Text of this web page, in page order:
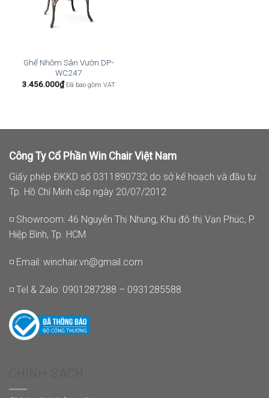
Ghế Nhôm Sân Vườn DP-
WC247
3.456.000₫ Đã bao gồm VAT
Công Ty Cổ Phần Win Chair Việt Nam
Giấy phép ĐKKD số 0311890732 do sở kế hoạch và đầu tư
Tp. Hồ Chí Minh cấp ngày 20/07/2012
◽ Showroom: 46 Nguyễn Thị Nhung, Khu đô thị Vạn Phúc, P.
Hiệp Bình, Tp. HCM
◽ Email: winchair.vn@gmail.com
◽ Tel & Zalo: 0901287288 – 0931285588